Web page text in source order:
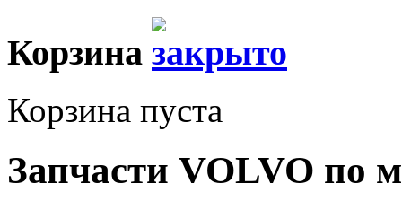
Корзина
Корзина пуста
Запчасти VOLVO по